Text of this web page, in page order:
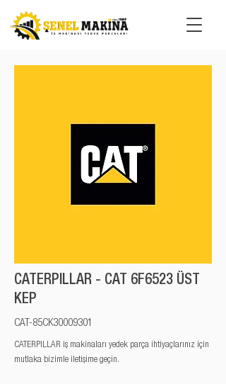
CATERPILLAR - CAT 6F6523 ÜST
KEP
CAT-85CK30009301
CATERPILLAR iş makinaları yedek parça ihtiyaçlarınız için
mutlaka bizimle iletişime geçin.